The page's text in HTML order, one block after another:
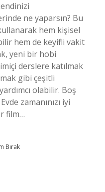
ne yaparsın? Bu
hem kişisel
hem de keyifli vakit
yeni bir hobi
derslere katılmak
gibi çeşitli
olabilir. Boş
zamanınızı iyi
film…
Bırak